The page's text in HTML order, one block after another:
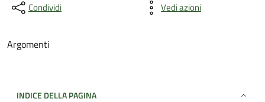
Condividi Vedi azioni
Argomenti
INDICE DELLA PAGINA